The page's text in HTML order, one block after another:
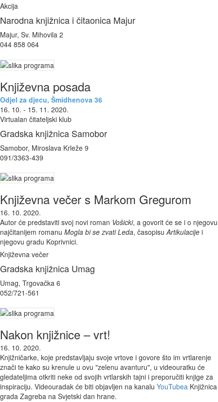
Akcija
Narodna knjižnica i čitaonica Majur
Majur, Sv. Mihovila 2
044 858 064
Književna posada
Odjel za djecu, Šmidhenova 36
16. 10. - 15. 11. 2020.
Virtualan čitateljski klub
Gradska knjižnica Samobor
Samobor, Miroslava Krleže 9
091/3363-439
Književna večer s Markom Gregurom
16. 10. 2020.
Autor će predstaviti svoj novi roman Vošicki, a govorit će se i o njegovu
najčitanijem romanu Mogla bi se zvati Leda, časopisu Artikulacije i
njegovu gradu Koprivnici.
Književna večer
Gradska knjižnica Umag
Umag, Trgovačka 6
052/721-561
Nakon knjižnice – vrt!
16. 10. 2020.
Knjižničarke, koje predstavljaju svoje vrtove i govore što im vrtlarenje
znači te kako su krenule u ovu "zelenu avanturu", u videouratku će
gledateljima otkriti neke od svojih vrtlarskih tajni i preporučiti knjige za
inspiraciju. Videouradak će biti objavljen na kanalu YouTubea Knjižnica
grada Zagreba na Svjetski dan hrane.